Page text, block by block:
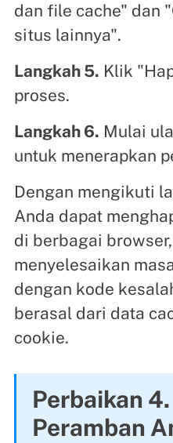
dan file cache" dan
situs lainnya".
Langkah 5. Klik
proses.
Langkah 6. Mulai
untuk menerapkan
Dengan mengikuti
Anda dapat
di berbagai
menyelesaikan
dengan kode
berasal dari data
cookie.
Perbaikan
Peramban